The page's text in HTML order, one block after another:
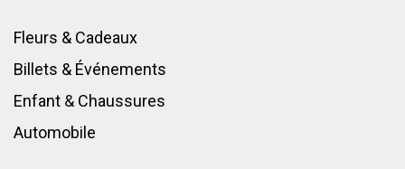
Fleurs & Cadeaux
Billets & Événements
Enfant & Chaussures
Automobile